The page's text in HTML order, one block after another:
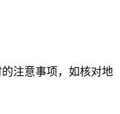
注意事项，如核对地